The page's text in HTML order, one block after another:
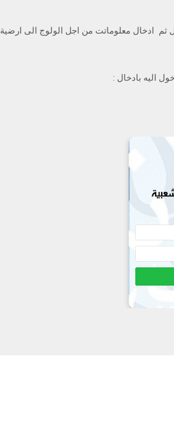
ادخال معلوماتت من اجل الولوج الى ارضية